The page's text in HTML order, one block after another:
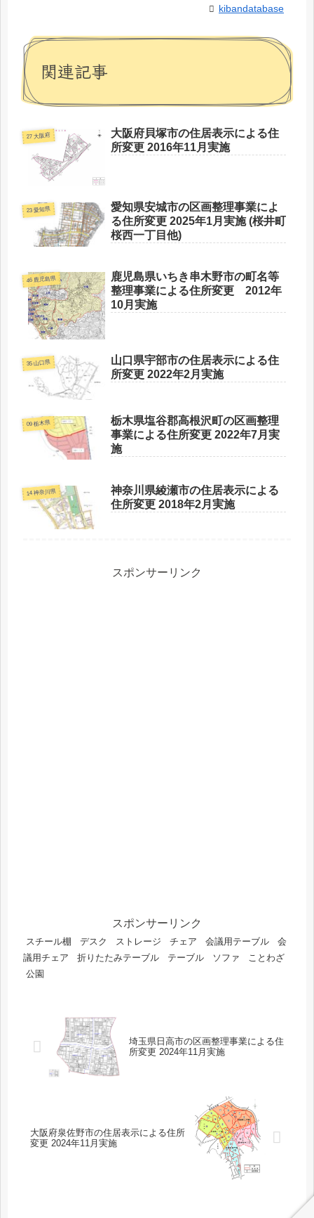
kibandatabase
関連記事
27 大阪府
大阪府貝塚市の住居表示による住
所変更 2016年11月実施
23 愛知県
愛知県安城市の区画整理事業によ
る住所変更 2025年1月実施 (桜井町
桜西一丁目他)
46 鹿児島県
鹿児島県いちき串木野市の町名等
整理事業による住所変更 2012年
10月実施
35 山口県
山口県宇部市の住居表示による住
所変更 2022年2月実施
09 栃木県
栃木県塩谷郡高根沢町の区画整理
事業による住所変更 2022年7月実
施
14 神奈川県
神奈川県綾瀬市の住居表示による
住所変更 2018年2月実施
スポンサーリンク
スポンサーリンク
スチール棚 デスク ストレージ チェア 会議用テーブル
会
議用チェア
折りたたみテーブル テーブル ソファ
ことわざ
公園
埼玉県日高市の区画整理事業による住
所変更 2024年11月実施
大阪府泉佐野市の住居表示による住所
変更 2024年11月実施